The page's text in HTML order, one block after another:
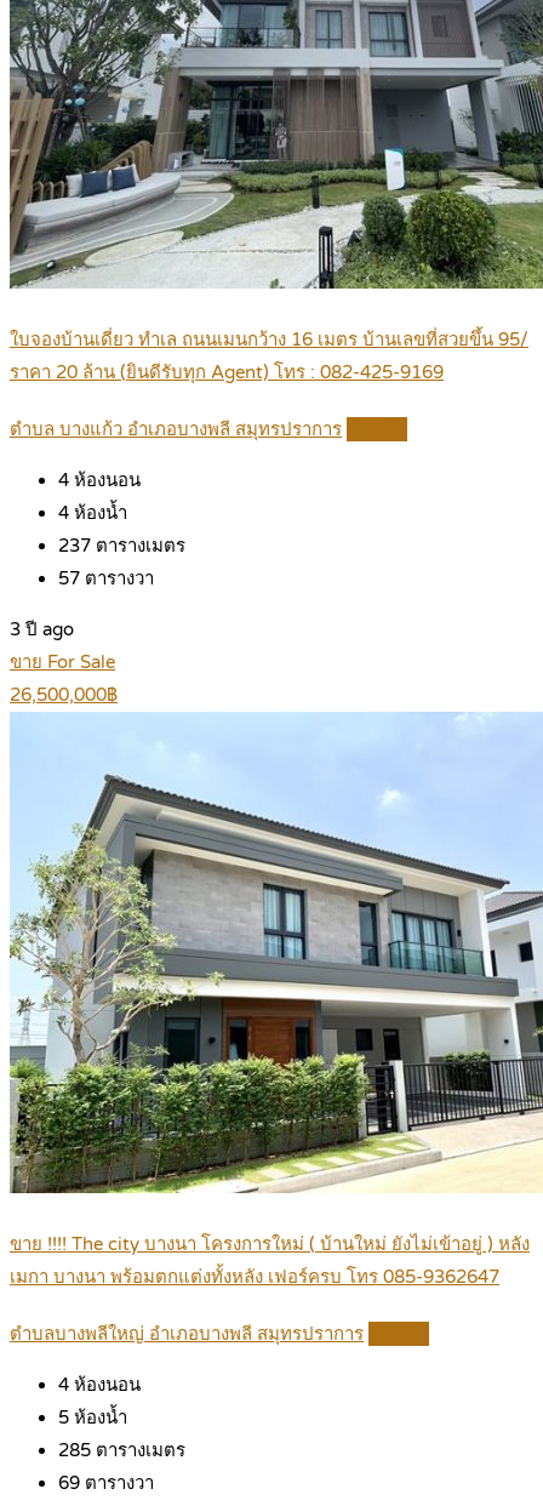
ใบจองบ้านเดี่ยว ทำเล ถนนเมนกว้าง 16 เมตร บ้านเลขที่สวยขึ้น 95/
ราคา 20 ล้าน (ยินดีรับทุก Agent) โทร : 082-425-9169
ตำบล บางแก้ว อำเภอบางพลี สมุทรปราการ
4 ห้องนอน
4 ห้องน้ำ
237 ตารางเมตร
57 ตารางวา
3 ปี ago
ขาย For Sale
26,500,000฿
ขาย !!!! The city บางนา โครงการใหม่ ( บ้านใหม่ ยังไม่เข้าอยู่ ) หลัง
เมกา บางนา พร้อมตกแต่งทั้งหลัง เฟอร์ครบ โทร 085-9362647
ตำบลบางพลีใหญ่ อำเภอบางพลี สมุทรปราการ
4 ห้องนอน
5 ห้องน้ำ
285 ตารางเมตร
69 ตารางวา